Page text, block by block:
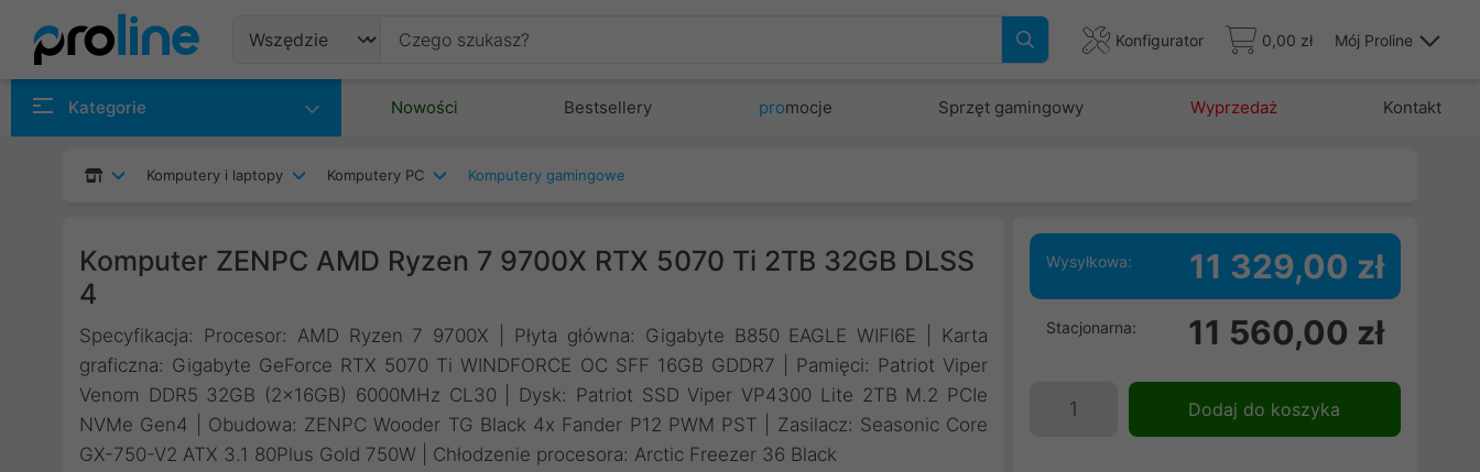
Konfigurator 0,00 zł Mój Proline
Kategorie Nowości Bestsellery promocje Sprzęt gamingowy Wyprzedaż Kontakt
Komputery i laptopy Komputery PC Komputery gamingowe
Komputer ZENPC AMD Ryzen 7 9700X RTX 5070 Ti 2TB 32GB DLSS
4
Specyfikacja: Procesor: AMD Ryzen 7 9700X | Płyta główna: Gigabyte B850 EAGLE WIFI6E | Karta
graficzna: Gigabyte GeForce RTX 5070 Ti WINDFORCE OC SFF 16GB GDDR7 | Pamięci: Patriot Viper
Venom DDR5 32GB (2x16GB) 6000MHz CL30 | Dysk: Patriot SSD Viper VP4300 Lite 2TB M.2 PCIe
NVMe Gen4 | Obudowa: ZENPC Wooder TG Black 4x Fander P12 PWM PST | Zasilacz: Seasonic Core
GX-750-V2 ATX 3.1 80Plus Gold 750W | Chłodzenie procesora: Arctic Freezer 36 Black
Wysyłkowa: 11 329,00 zł
Stacjonarna: 11 560,00 zł
Dodaj do koszyka